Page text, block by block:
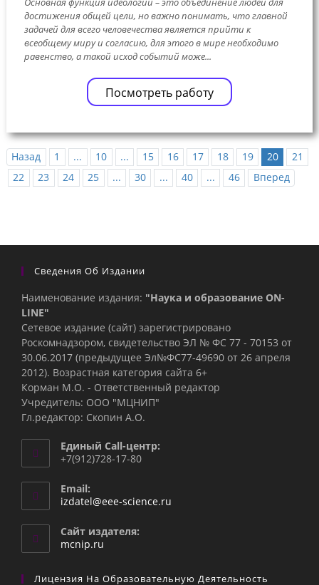
достижения общей цели, но важно понимать, что главной
задачей для всего человечества является прийти к
всеобщему миру и согласию, для этого в мире необходимо
равенство, а такой исход событий може...
Посмотреть работу
Назад 1 ... 10 ... 15 16 17 18 19 20
21
22
23 24 25 ... 30 ... 40 ... 46 Вперед
Сведения Об Издании
Наименование издания: "Наука и образование ON-
LINE"
Сетевое издание (сайт) зарегистрировано
Роскомнадзором, свидетельство ЭЛ № ФС 77 - 70153 от
30.06.2017 (предыдущее Эл№ФC77-49690 от 26 апреля
2012). Возрастная категория сайта 6+
Корман М.О. - Ответственный редактор
Учредитель: ООО "МЦНИП"
Гл.редактор: Скопин А.О.
Единый Call-центр:
+7(912)728-17-80
Email:
izdatel@eee-science.ru
Сайт издателя:
mcnip.ru
Лицензия На Образовательную Деятельность